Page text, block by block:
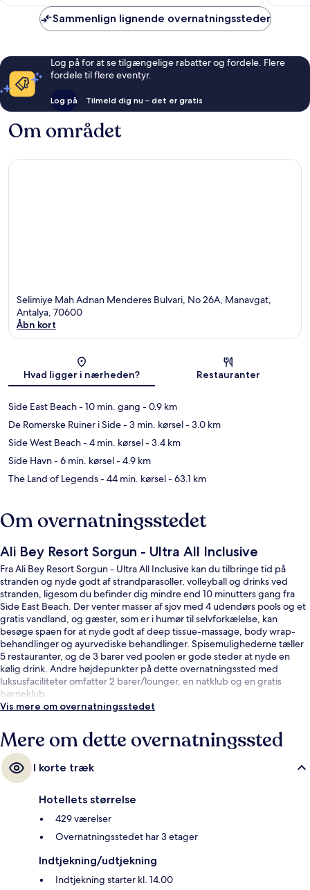
Sammenlign lignende overnatningssteder
Log på for at se tilgængelige rabatter og fordele. Flere
fordele til flere eventyr.
Log på Tilmeld dig nu – det er gratis
Om området
Selimiye Mah Adnan Menderes Bulvari, No 26A, Manavgat,
Antalya, 70600
Åbn kort
Hvad ligger i nærheden? Restauranter
Side East Beach- 10 min. gang - 0.9 km
De Romerske Ruiner i Side- 3 min. kørsel- 3.0 km
Side West Beach- 4 min. kørsel- 3.4 km
Side Havn- 6 min. kørsel- 4.9 km
The Land of Legends- 44 min. kørsel- 63.1 km
Om overnatningsstedet
Ali Bey Resort Sorgun - Ultra All Inclusive
Fra Ali Bey Resort Sorgun - Ultra All Inclusive kan du tilbringe tid på
stranden og nyde godt af strandparasoller, volleyball og drinks ved
stranden, ligesom du befinder dig mindre end 10 minutters gang fra
Side East Beach. Der venter masser af sjov med 4 udendørs pools og et
gratis vandland, og gæster, som er i humør til selvforkælelse, kan
besøge spaen for at nyde godt af deep tissue-massage, body wrap-
behandlinger og ayurvediske behandlinger. Spisemulighederne tæller
5 restauranter, og de 3 barer ved poolen er gode steder at nyde en
kølig drink. Andre højdepunkter på dette overnatningssted med
luksusfaciliteter omfatter 2 barer/lounger, en natklub og en gratis
børneklub.
Vis mere om overnatningsstedet
Mere om dette overnatningssted
I korte træk
Hotellets størrelse
429 værelser
Overnatningsstedet har 3 etager
Indtjekning/udtjekning
Indtjekning starter kl. 14.00